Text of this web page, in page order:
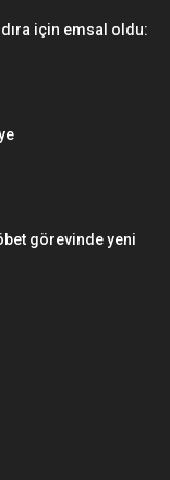
için emsal oldu:
görevinde yeni